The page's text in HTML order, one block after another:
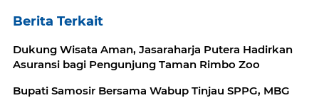
Berita Terkait
Dukung Wisata Aman, Jasaraharja Putera Hadirkan
Asuransi bagi Pengunjung Taman Rimbo Zoo
Bupati Samosir Bersama Wabup Tinjau SPPG, MBG